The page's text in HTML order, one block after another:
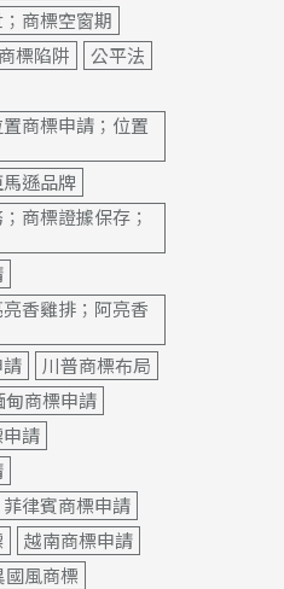
商標空窗期
標陷阱
公平法
商標申請；位置
遜品牌
商標證據保存；
香雞排；阿亮香
川普商標布局
甸商標申請
請
律賓商標申請
越南商標申請
國風商標